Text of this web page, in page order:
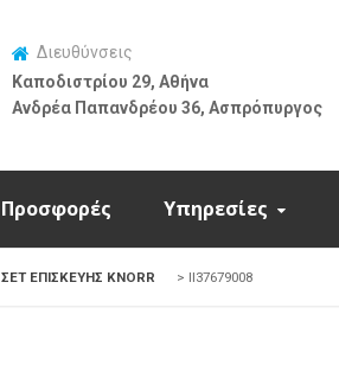
Διευθύνσεις
Καποδιστρίου 29, Αθήνα
Ανδρέα Παπανδρέου 36, Ασπρόπυργος
Προσφορές Υπηρεσίες
ΣΕΤ ΕΠΙΣΚΕΥΗΣ KNORR > II37679008